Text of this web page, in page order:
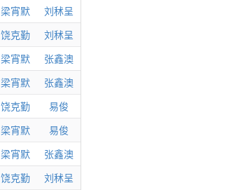
梁宵默
刘秫呈
饶克勤
刘秫呈
梁宵默
张鑫澳
梁宵默
张鑫澳
饶克勤
易俊
梁宵默
易俊
梁宵默
张鑫澳
饶克勤
刘秫呈